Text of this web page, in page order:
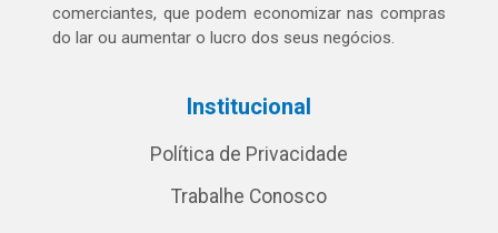
comerciantes, que podem economizar nas compras
do lar ou aumentar o lucro dos seus negócios.
Institucional
Política de Privacidade
Trabalhe Conosco